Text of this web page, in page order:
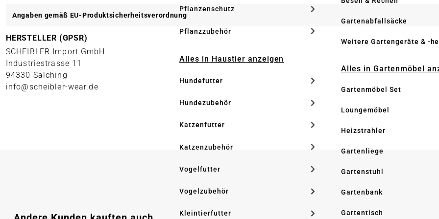
Pflanzenschutz
Pflanzzubehör
Alles in Haustier anzeigen
Hundefutter
Hundezubehör
Katzenfutter
Katzenzubehör
Vogelfutter
Vogelzubehör
Kleintierfutter
Gartenabfallsäcke
Weitere Gartengeräte & -
Alles in Gartenmöbel
Gartenmöbel Set
Loungemöbel
Heizstrahler
Gartenliege
Gartenstuhl
Gartenbank
Gartentisch
Angaben gemäß EU-Produktsicherheitsverordnung
HERSTELLER (GPSR)
SCHEIBLER Import GmbH
Industriestrasse 11
94330 Salching
info@scheibler-wear.de
Produktgalerie überspringen